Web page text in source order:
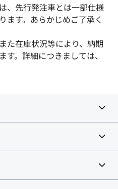
、先行発注車とは一部仕様
ます。あらかじめご了承く
た在庫状況等により、納期
。詳細につきましては、